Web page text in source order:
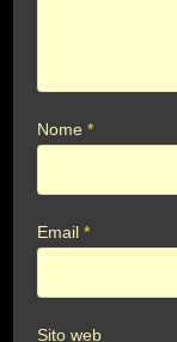
Nome*
Email*
Sito web